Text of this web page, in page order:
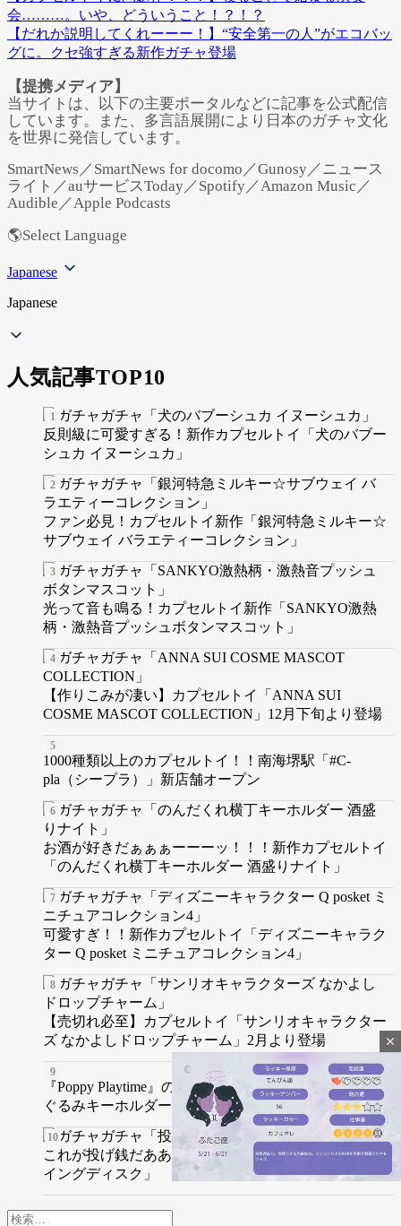
close
会………。いや、どういうこと！？！？
【だれか説明してくれーーー！】“安全第一の人”がエコバッ
グに。クセ強すぎる新作ガチャ登場
【提携メディア】
当サイトは、以下の主要ポータルなどに記事を公式配信
しています。また、多言語展開により日本のガチャ文化
を世界に発信しています。
SmartNews／SmartNews for docomo／Gunosy／ニュース
ライト／auサービスToday／Spotify／Amazon Music／
Audible／Apple Podcasts
🌎Select Language
Japanese
Japanese
人気記事TOP10
反則級に可愛すぎる！新作カプセルトイ「犬のバブー
シュカ イヌーシュカ」
ファン必見！カプセルトイ新作「銀河特急ミルキー☆
サブウェイ バラエティーコレクション」
光って音も鳴る！カプセルトイ新作「SANKYO激熱
柄・激熱音プッシュボタンマスコット」
【作りこみが凄い】カプセルトイ「ANNA SUI
COSME MASCOT COLLECTION」12月下旬より登場
1000種類以上のカプセルトイ！！南海堺駅「#C-
pla（シープラ）」新店舗オープン
お酒が好きだぁぁぁーーーッ！！！新作カプセルトイ
「のんだくれ横丁キーホルダー 酒盛りナイト」
可愛すぎ！！新作カプセルトイ「ディズニーキャラク
ター Q posket ミニチュアコレクション4」
【売切れ必至】カプセルトイ「サンリオキャラクター
ズ なかよしドロップチャーム」2月より登場
『Poppy Playtime』のカプセルトイ発売！フェイスぬい
ぐるみキーホルダーや立体めじるしマスコットなど
これが投げ銭だああ！カプセルトイ新作「投げ銭フラ
イングディスク」
検